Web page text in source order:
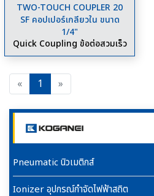
Pneumatic นิวเมติกส์
Ionizer อุปกรณ์กำจัดไฟฟ้าสถิต
TWO-TOUCH COUPLER 20
SF คอปเปอร์เกลียวใน ขนาด
1/4"
Quick Coupling ข้อต่อสวมเร็ว
«Previous
1 »